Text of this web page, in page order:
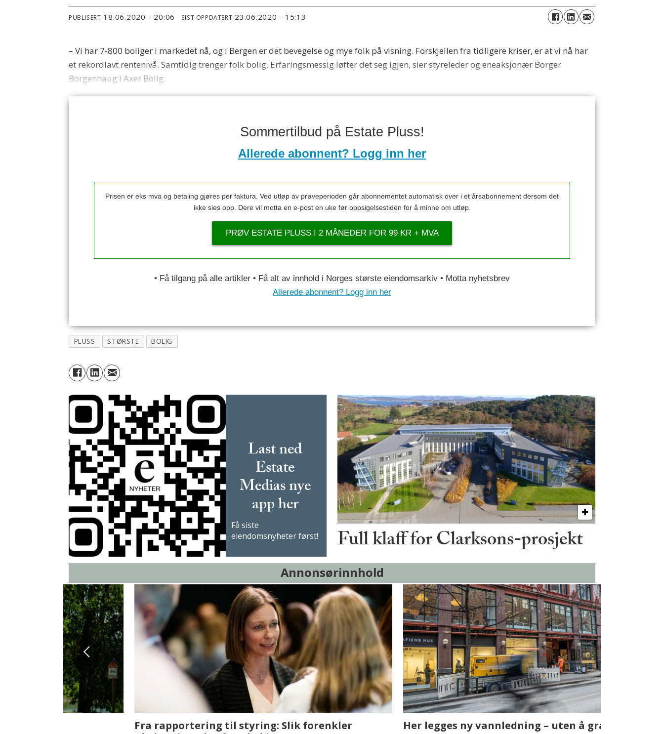
PUBLISERT 18.06.2020 - 20:06 SIST OPPDATERT 23.06.2020 - 15:13
– Vi har 7-800 boliger i markedet nå, og i Bergen er det bevegelse og mye folk på visning. Forskjellen fra tidligere kriser, er at vi nå har
et rekordlavt rentenivå. Samtidig trenger folk bolig. Erfaringsmessig løfter det seg igjen, sier styreleder og eneaksjonær Borger
Borgenhaug i Axer Bolig.
Sommertilbud på Estate Pluss!
Allerede abonnent? Logg inn her
Prisen er eks mva og betaling gjøres per faktura. Ved utløp av prøveperioden går abonnementet automatisk over i et årsabonnement dersom det
ikke sies opp. Dere vil motta en e-post en uke før oppsigelsestiden for å minne om utløp.
PRØV ESTATE PLUSS I 2 MÅNEDER FOR 99 KR + MVA
• Få tilgang på alle artikler • Få alt av innhold i Norges største eiendomsarkiv • Motta nyhetsbrev
Allerede abonnent? Logg inn her
PLUSS STØRSTE BOLIG
Last ned
Estate
Medias nye
app her
Få siste
eiendomsnyheter først!
Full klaff for Clarksons-prosjekt
Annonsørinnhold
Fenistra endrer eiendomsbransjen med AI. Slik
Det er i Drammen det skjer